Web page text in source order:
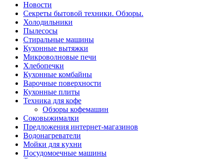
Новости
Секреты бытовой техники. Обзоры.
Холодильники
Пылесосы
Стиральные машины
Кухонные вытяжки
Микроволновые печи
Хлебопечки
Кухонные комбайны
Варочные поверхности
Кухонные плиты
Техника для кофе
Обзоры кофемашин
Соковыжималки
Предложения интернет-магазинов
Водонагреватели
Мойки для кухни
Посудомоечные машины